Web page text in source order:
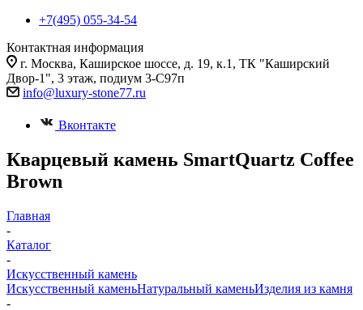
+7(495) 055-34-54
Контактная информация
г. Москва, Каширское шоссе, д. 19, к.1, ТК "Каширский
Двор-1", 3 этаж, подиум 3-С97п
info@luxury-stone77.ru
Вконтакте
Кварцевый камень SmartQuartz Coffee
Brown
Главная
-
Каталог
-
Искусственный камень
Искусственный каменьНатуральный каменьИзделия из камня
-